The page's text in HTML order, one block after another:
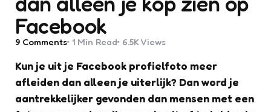
Facebook
9 Comments 1 Min Read 6.5K Views
Kun je uit je Facebook profielfoto meer
afleiden dan alleen je uiterlijk? Dan word je
aantrekkelijker gevonden dan mensen met een